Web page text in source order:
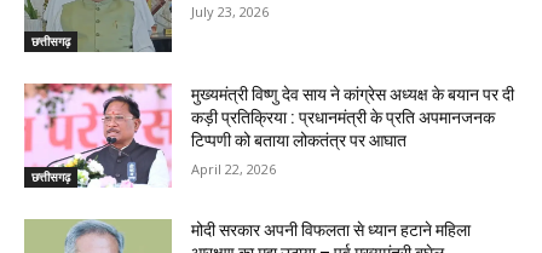
छत्तीसगढ़
July 23, 2026
छत्तीसगढ़
मुख्यमंत्री विष्णु देव साय ने कांग्रेस अध्यक्ष के बयान पर दी
कड़ी प्रतिक्रिया : प्रधानमंत्री के प्रति अपमानजनक
टिप्पणी को बताया लोकतंत्र पर आघात
April 22, 2026
मोदी सरकार अपनी विफलता से ध्यान हटाने महिला